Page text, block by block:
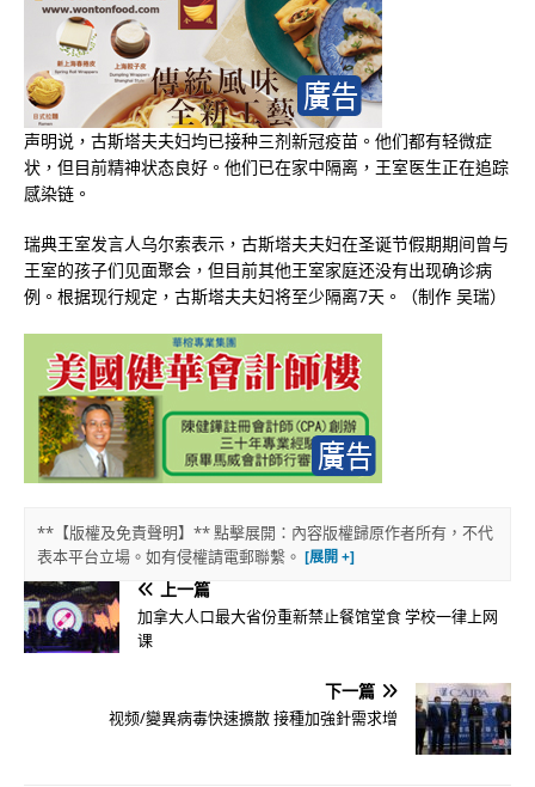
声明说，古斯塔夫夫妇均已接种三剂新冠疫苗。他们都有轻微症
状，但目前精神状态良好。他们已在家中隔离，王室医生正在追踪
感染链。
瑞典王室发言人乌尔索表示，古斯塔夫夫妇在圣诞节假期期间曾与
王室的孩子们见面聚会，但目前其他王室家庭还没有出现确诊病
例。根据现行规定，古斯塔夫夫妇将至少隔离7天。（制作 吴瑞）
**【版權及免責聲明】** 點擊展開：內容版權歸原作者所有，不代
表本平台立場。如有侵權請電郵聯繫。
上一篇
加拿大人口最大省份重新禁止餐馆堂食 学校一律上网
课
下一篇
视频/變異病毒快速擴散 接種加強針需求增